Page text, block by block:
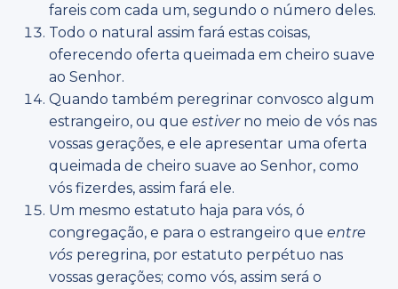
fareis com cada um, segundo o número deles.
Todo o natural assim fará estas coisas,
oferecendo oferta queimada em cheiro suave
ao Senhor.
Quando também peregrinar convosco algum
estrangeiro, ou que estiver no meio de vós nas
vossas gerações, e ele apresentar uma oferta
queimada de cheiro suave ao Senhor, como
vós fizerdes, assim fará ele.
Um mesmo estatuto haja para vós, ó
congregação, e para o estrangeiro que entre
vós peregrina, por estatuto perpétuo nas
vossas gerações; como vós, assim será o